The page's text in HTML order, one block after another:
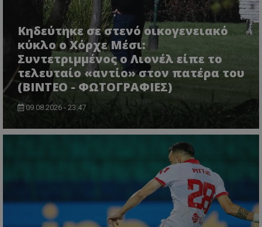
Κηδεύτηκε σε στενό οικογενειακό
κύκλο ο Χόρχε Μέσι:
Συντετριμμένος ο Λιονέλ είπε το
τελευταίο «αντίο» στον πατέρα του
(ΒΙΝΤΕΟ - ΦΩΤΟΓΡΑΦΙΕΣ)
09.08.2026 - 23:47